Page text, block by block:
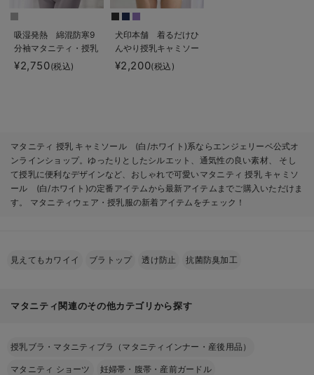
吸湿発熱 綿混防寒9
分袖マタニティ・授乳
インナー
¥2,750(税込)
犬印本舗 着るだけひ
んやり授乳キャミソー
ル【出産後も長く使え
る】接触冷感
¥2,200(税込)
マタニティ 授乳 キャミソール (白/ホワイト)系ならエンジェリーベ公式オ
ンラインショップ。ゆったりとしたシルエット、通気性の良い素材、 そし
て授乳に便利なデザインなど、おしゃれで可愛いマタニティ 授乳 キャミソ
ール (白/ホワイト)の定番アイテムから最新アイテムまでご購入いただけま
す。 マタニティウェア・授乳服の新着アイテムをチェック！
見えてもカワイイ ブラトップ 透け防止 抗菌防臭加工
マタニティ関連のその他カテゴリから探す
授乳ブラ・マタニティブラ（マタニティインナー・産後用品）
マタニティ ショーツ 妊婦帯・腹帯・産前ガードル